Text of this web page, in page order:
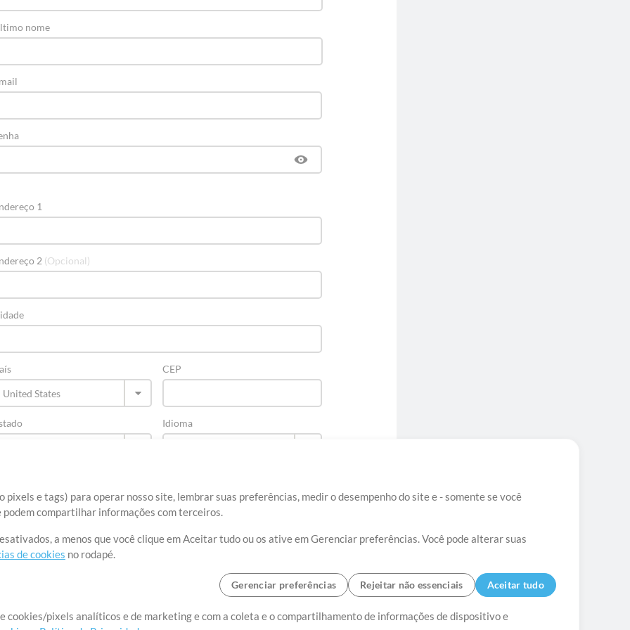
e tags) para operar nosso site, lembrar suas preferências, medir o desempenho do site e - somente se você
compartilhar informações com terceiros.
a menos que você clique em Aceitar tudo ou os ative em Gerenciar preferências. Você pode alterar suas
de cookies no rodapé.
Gerenciar preferências Rejeitar não essenciais Aceitar tudo
cookies/pixels analíticos e de marketing e com a coleta e o compartilhamento de informações de dispositivo e
nome
1
2 (Opcional)
CEP
Idioma
Termos de Uso Política de Privacidade Preferências de cookies
Contato